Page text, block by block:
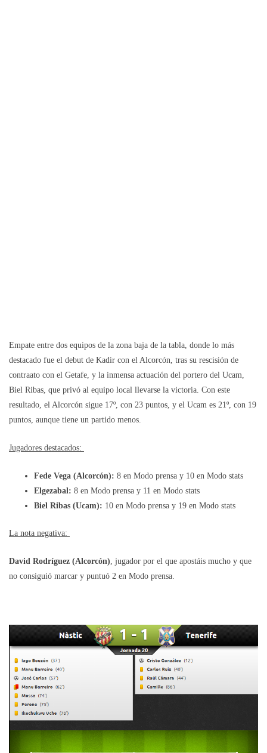
Empate entre dos equipos de la zona baja de la tabla, donde lo más
destacado fue el debut de Kadir con el Alcorcón, tras su rescisión de
contraato con el Getafe, y la inmensa actuación del portero del Ucam,
Biel Ribas, que privó al equipo local llevarse la victoria. Con este
resultado, el Alcorcón sigue 17º, con 23 puntos, y el Ucam es 21º, con 19
puntos, aunque tiene un partido menos.
Jugadores destacados:
Fede Vega (Alcorcón): 8 en Modo prensa y 10 en Modo stats
Elgezabal: 8 en Modo prensa y 11 en Modo stats
Biel Ribas (Ucam): 10 en Modo prensa y 19 en Modo stats
La nota negativa:
David Rodríguez (Alcorcón) , jugador por el que apostáis mucho y que
no consiguió marcar y puntuó 2 en Modo prensa.